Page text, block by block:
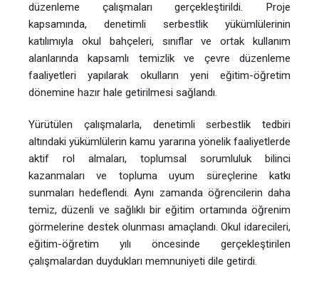
düzenleme çalışmaları gerçekleştirildi. Proje
kapsamında, denetimli serbestlik yükümlülerinin
katılımıyla okul bahçeleri, sınıflar ve ortak kullanım
alanlarında kapsamlı temizlik ve çevre düzenleme
faaliyetleri yapılarak okulların yeni eğitim-öğretim
dönemine hazır hale getirilmesi sağlandı.
Yürütülen çalışmalarla, denetimli serbestlik tedbiri
altındaki yükümlülerin kamu yararına yönelik faaliyetlerde
aktif rol almaları, toplumsal sorumluluk bilinci
kazanmaları ve topluma uyum süreçlerine katkı
sunmaları hedeflendi. Aynı zamanda öğrencilerin daha
temiz, düzenli ve sağlıklı bir eğitim ortamında öğrenim
görmelerine destek olunması amaçlandı. Okul idarecileri,
eğitim-öğretim yılı öncesinde gerçekleştirilen
çalışmalardan duydukları memnuniyeti dile getirdi.